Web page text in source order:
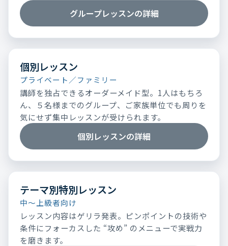
グループレッスンの詳細
個別レッスン
プライベート／ファミリー
講師を独占できるオーダーメイド型。1人はもちろ
ん、５名様までのグループ、ご家族単位でも周りを
気にせず集中レッスンが受けられます。
個別レッスンの詳細
テーマ別特別レッスン
中～上級者向け
レッスン内容はゲリラ発表。ピンポイントの技術や
条件にフォーカスした “攻め” のメニューで実戦力
を磨きます。